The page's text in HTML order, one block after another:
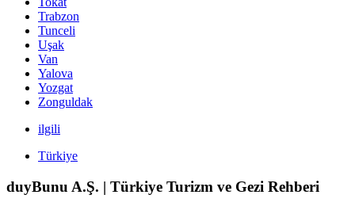
Trabzon
Tunceli
Uşak
Van
Yalova
Yozgat
Zonguldak
ilgili
Türkiye
duyBunu A.Ş. | Türkiye Turizm ve Gezi Rehberi